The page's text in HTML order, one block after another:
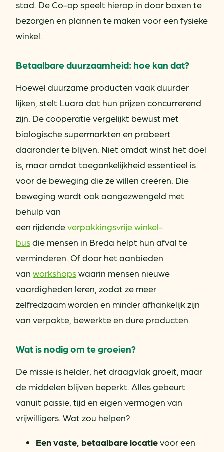
stad. De Co-op speelt hierop in door boxen te
bezorgen en plannen te maken voor een fysieke
winkel.
Betaalbare duurzaamheid: hoe kan dat?
Hoewel duurzame producten vaak duurder
lijken, stelt Luara dat hun prijzen concurrerend
zijn. De coöperatie vergelijkt bewust met
biologische supermarkten en probeert
daaronder te blijven. Niet omdat winst het doel
is, maar omdat toegankelijkheid essentieel is
voor de beweging die ze willen creëren. Die
beweging wordt ook aangezwengeld met
behulp van
een rijdendeverpakkingsvrije winkel-
busdie mensen in Breda helpt hun afval te
verminderen. Of door het aanbieden
van workshopswaarin mensen nieuwe
vaardigheden leren, zodat ze meer
zelfredzaam worden en minder afhankelijk zijn
van verpakte, bewerkte en dure producten.
Wat is nodig om te groeien?
De missie is helder, het draagvlak groeit, maar
de middelen blijven beperkt. Alles gebeurt
vanuit passie, tijd en eigen vermogen van
vrijwilligers. Wat zou helpen?
Een vaste, betaalbare locatievoor een